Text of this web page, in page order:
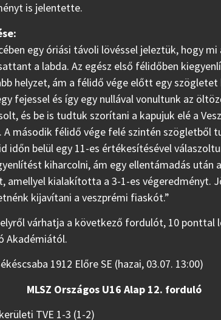
is jelentette.
egy óriási távoli lövéssel jeleztük, hogy
a labda. Az egész első félidőben
helyzet, ám a félidő vége előtt egy
fejessel és így egy nullával vonultunk az
és be is tudtuk szorítani a kapujuk elé a
A második félidő vége felé szintén szögletből
időn belül egy 11-es értékesítésével
kiharcolni, ám egy ellentámadás után
kialakította a 3-1-es végeredményt.
kijavítani a veszprémi fiaskót.”
várhatja a következő fordulót, 10 ponttal
Akadémiától.
1912 Előre SE (hazai, 03.07. 13:00)
MLSZ Országos U16 Alap 12. forduló
TVE 1-3 (1-2)